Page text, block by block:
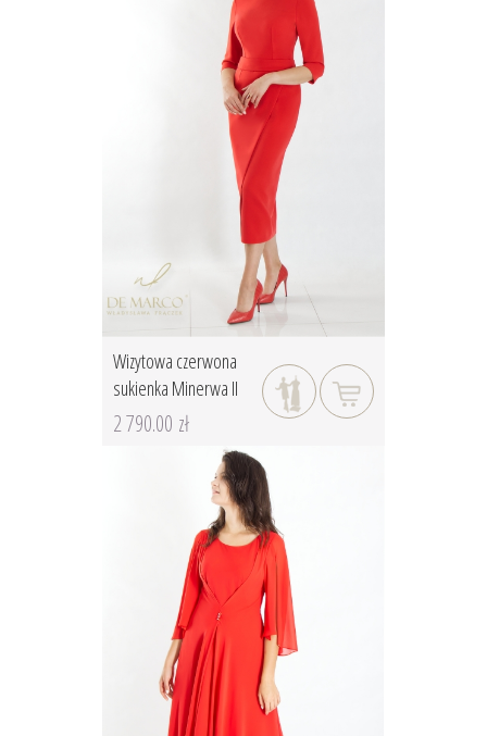
Wizytowa czerwona
sukienka Minerwa II
2 790.00 zł